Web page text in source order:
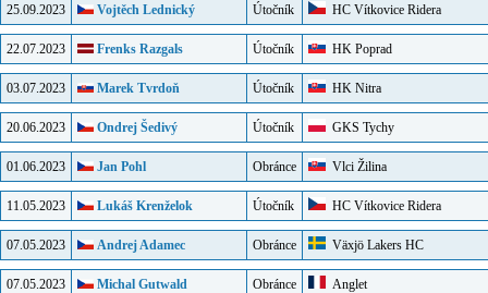
25.09.2023 Vojtěch Lednický Útočník HC Vítkovice Ridera
22.07.2023 Frenks Razgals Útočník HK Poprad
03.07.2023 Marek Tvrdoň Útočník HK Nitra
20.06.2023 Ondrej Šedivý Útočník GKS Tychy
01.06.2023 Jan Pohl Obránce Vlci Žilina
11.05.2023 Lukáš Krenželok Útočník HC Vítkovice Ridera
07.05.2023 Andrej Adamec Obránce Växjö Lakers HC
07.05.2023 Michal Gutwald Obránce Anglet